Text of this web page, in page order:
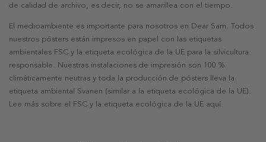
de calidad de archivo, es decir, no se amarillea con el tiempo.
El medioambiente es importante para nosotros en Dear Sam. Todos
nuestros pósters están impresos en papel con las etiquetas
ambientales FSC y la etiqueta ecológica de la UE para la silvicultura
responsable. Nuestras instalaciones de impresión son 100 %
climáticamente neutras y toda la producción de pósters lleva la
etiqueta ambiental Svanen (similar a la etiqueta ecológica de la UE).
Lee más sobre el FSC y la etiqueta ecológica de la UE aquí.